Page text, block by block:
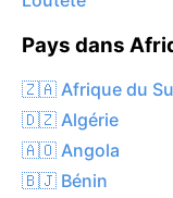
Pays dans
🇿🇦 Afrique du
🇩🇿 Algérie
🇦🇴 Angola
🇧🇯 Bénin